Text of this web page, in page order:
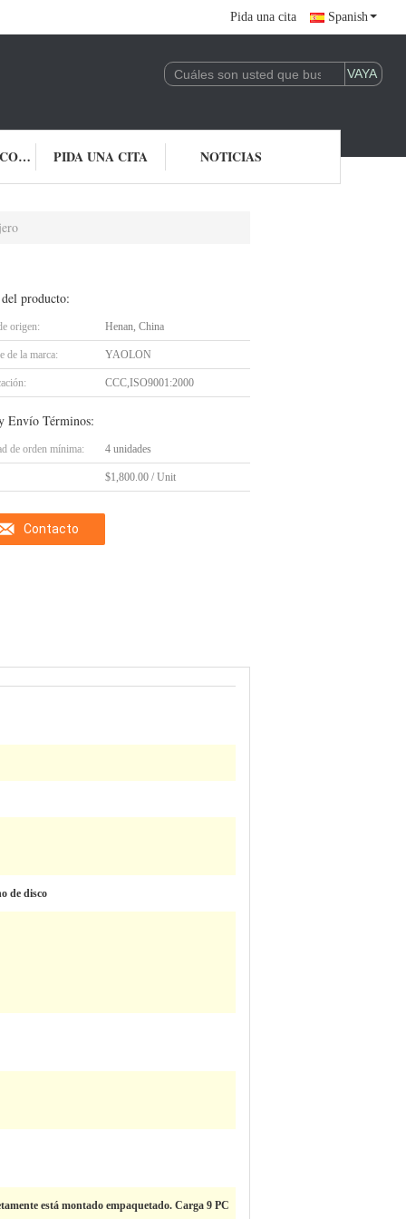
Pida una cita Spanish
ÉNTRENOS EN CONTACTO CON PIDA UNA CITA NOTICIAS
producto:
origen: Henan, China
de la marca: YAOLON
CCC,ISO9001:2000
Envío Términos:
de orden mínima: 4 unidades
$1,800.00 / Unit
Contacto
de disco
está montado empaquetado. Carga 9 PC